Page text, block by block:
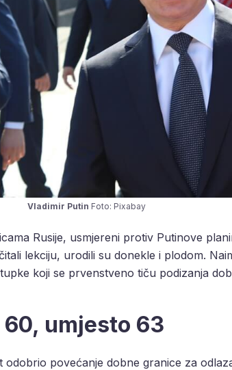
Vladimir Putin Foto: Pixabay
Rusije, usmjereni protiv Putinove
lekciju, urodili su donekle i plodom.
koji se prvenstveno tiču podizanja
60, umjesto 63
odobrio povećanje dobne granice za